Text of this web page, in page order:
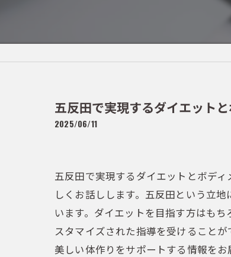
五反田で実現するダイエット
2025/06/11
五反田で実現するダイエットとボデ
しくお話しします。五反田という立
います。ダイエットを目指す方はも
スタマイズされた指導を受けること
美しい体作りをサポートする情報を